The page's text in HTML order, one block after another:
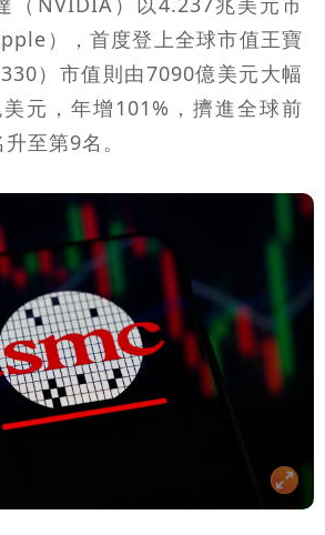
），首度登上全球市值王寶
）市值則由7090億美元大幅
元，年增101%，擠進全球前
至第9名。